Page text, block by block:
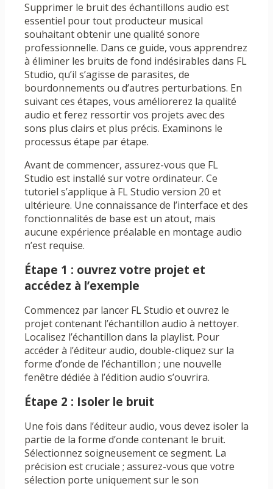
Supprimer le bruit des échantillons audio est
essentiel pour tout producteur musical
souhaitant obtenir une qualité sonore
professionnelle. Dans ce guide, vous apprendrez
à éliminer les bruits de fond indésirables dans FL
Studio, qu’il s’agisse de parasites, de
bourdonnements ou d’autres perturbations. En
suivant ces étapes, vous améliorerez la qualité
audio et ferez ressortir vos projets avec des
sons plus clairs et plus précis. Examinons le
processus étape par étape.
Avant de commencer, assurez-vous que FL
Studio est installé sur votre ordinateur. Ce
tutoriel s’applique à FL Studio version 20 et
ultérieure. Une connaissance de l’interface et des
fonctionnalités de base est un atout, mais
aucune expérience préalable en montage audio
n’est requise.
Étape 1 : ouvrez votre projet et
accédez à l’exemple
Commencez par lancer FL Studio et ouvrez le
projet contenant l’échantillon audio à nettoyer.
Localisez l’échantillon dans la playlist. Pour
accéder à l’éditeur audio, double-cliquez sur la
forme d’onde de l’échantillon ; une nouvelle
fenêtre dédiée à l’édition audio s’ouvrira.
Étape 2 : Isoler le bruit
Une fois dans l’éditeur audio, vous devez isoler la
partie de la forme d’onde contenant le bruit.
Sélectionnez soigneusement ce segment. La
précision est cruciale ; assurez-vous que votre
sélection porte uniquement sur le son